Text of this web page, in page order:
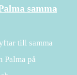
samma
till samma
Palma på